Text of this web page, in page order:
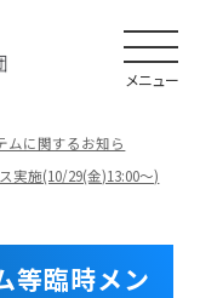
メニュー
ムに関するお知ら
実施(10/29(金)13:00～)
等臨時メン